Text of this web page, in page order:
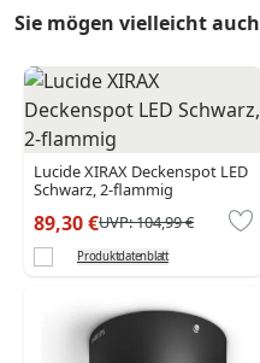
Sie mögen vielleicht auch
Lucide XIRAX Deckenspot LED
Schwarz, 2-flammig
89,30 €UVP:104,99 €
Produktdatenblatt